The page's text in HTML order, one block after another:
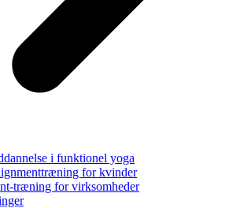
i funktionel yoga
for kvinder
træning for virksomheder